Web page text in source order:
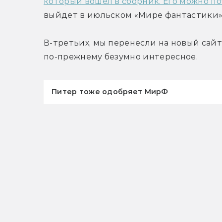
выйдет в июльском «Мире
В-третьих, мы перенесли на новый
по-прежнему безумно интересное.
Питер тоже одобряет МирФ